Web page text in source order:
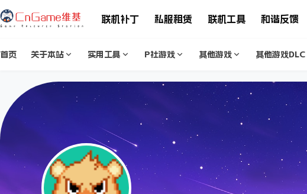
联机补丁 私服租赁 联机工具 和谐反馈
首页 关于本站 实用工具 P社游戏 其他游戏 其他游戏DLC